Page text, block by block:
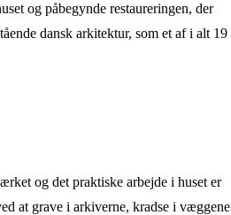
og påbegynde restaureringen, der
dansk arkitektur, som et af i alt 19
og det praktiske arbejde i huset er
at grave i arkiverne, kradse i væggene